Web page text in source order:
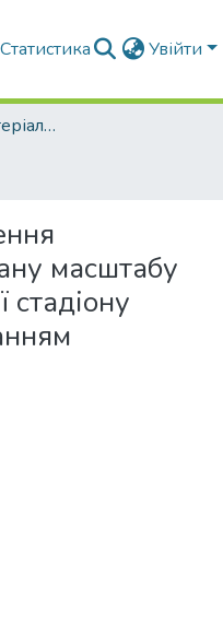
Статистика Увійти
Конференції та матеріали конференцій
масштабу
стадіону